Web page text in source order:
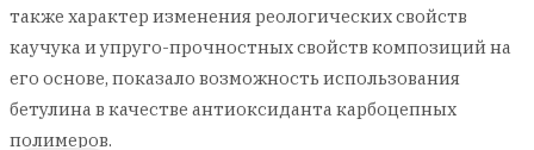
также характер изменения реологических свойств
каучука и упруго-прочностных свойств композиций на
его основе, показало возможность использования
бетулина в качестве антиоксиданта карбоцепных
полимеров.